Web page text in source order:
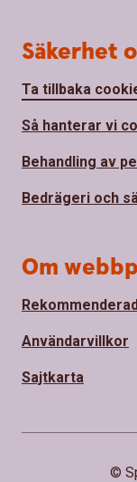
Säkerhet
Ta tillbaka
Så hanterar vi
Behandling av
Bedrägeri och
Om
Användarvillkor
Sajtkarta
©